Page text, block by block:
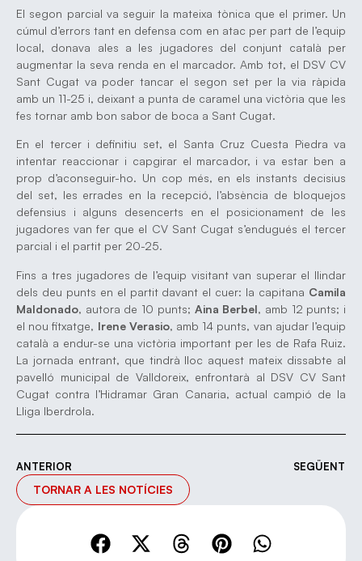
El segon parcial va seguir la mateixa tònica que el primer. Un
cúmul d’errors tant en defensa com en atac per part de l’equip
local, donava ales a les jugadores del conjunt català per
augmentar la seva renda en el marcador. Amb tot, el DSV CV
Sant Cugat va poder tancar el segon set per la via ràpida
amb un 11-25 i, deixant a punta de caramel una victòria que les
fes tornar amb bon sabor de boca a Sant Cugat.
En el tercer i definitiu set, el Santa Cruz Cuesta Piedra va
intentar reaccionar i capgirar el marcador, i va estar ben a
prop d’aconseguir-ho. Un cop més, en els instants decisius
del set, les errades en la recepció, l’absència de bloquejos
defensius i alguns desencerts en el posicionament de les
jugadores van fer que el CV Sant Cugat s’endugués el tercer
parcial i el partit per 20-25.
Fins a tres jugadores de l’equip visitant van superar el llindar
dels deu punts en el partit davant el cuer: la capitana Camila
Maldonado, autora de 10 punts; Aina Berbel, amb 12 punts; i
el nou fitxatge, Irene Verasio, amb 14 punts, van ajudar l’equip
català a endur-se una victòria important per les de Rafa Ruiz.
La jornada entrant, que tindrà lloc aquest mateix dissabte al
pavelló municipal de Valldoreix, enfrontarà al DSV CV Sant
Cugat contra l’Hidramar Gran Canaria, actual campió de la
Lliga Iberdrola.
ANTERIOR SEGÜENT
TORNAR A LES NOTÍCIES